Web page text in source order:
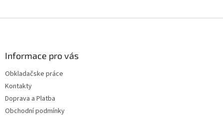
Informace pro vás
Obkladačske práce
Kontakty
Doprava a Platba
Obchodní podmínky